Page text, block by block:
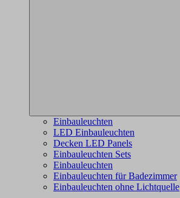
Einbauleuchten
LED Einbauleuchten
Decken LED Panels
Einbauleuchten Sets
Einbauleuchten
Einbauleuchten für Badezimmer
Einbauleuchten ohne Lichtquelle